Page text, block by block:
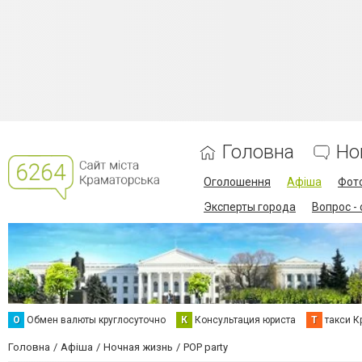
Головна
Оголошення Афіша
Эксперты города
Вопрос -
О Обмен валюты круглосуточно К Консультация юриста Т такси
Головна Афіша Ночная жизнь POP party